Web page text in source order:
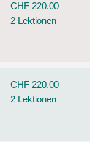
CHF 220.00
2 Lektionen
CHF 220.00
2 Lektionen